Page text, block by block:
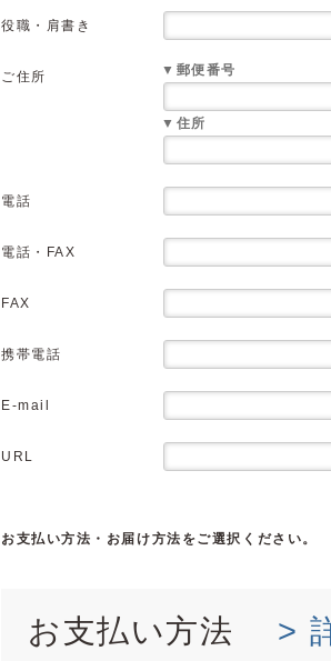
役職・肩書き
ご住所 ▼郵便番号
▼住所
電話
電話・FAX
FAX
携帯電話
E-mail
URL
お支払い方法・お届け方法をご選択ください。
お支払い方法 >